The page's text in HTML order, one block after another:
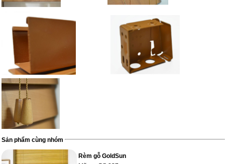
Sản phẩm cùng nhóm
Rèm gỗ GoldSun